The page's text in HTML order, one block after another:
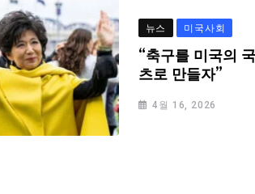
뉴스 미국사회
“축구를 미국의
츠로 만들자”
4월 16, 2026